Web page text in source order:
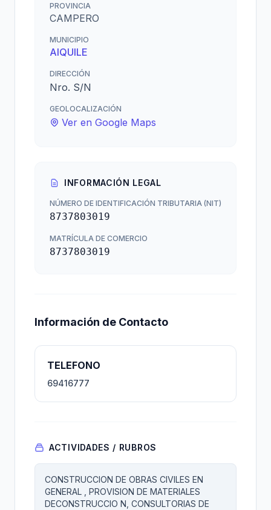
PROVINCIA
CAMPERO
MUNICIPIO
AIQUILE
DIRECCIÓN
Nro. S/N
GEOLOCALIZACIÓN
Ver en Google Maps
INFORMACIÓN LEGAL
NÚMERO DE IDENTIFICACIÓN TRIBUTARIA (NIT)
8737803019
MATRÍCULA DE COMERCIO
8737803019
Información de Contacto
TELEFONO
69416777
ACTIVIDADES / RUBROS
CONSTRUCCION DE OBRAS CIVILES EN
GENERAL , PROVISION DE MATERIALES
DECONSTRUCCIO N, CONSULTORIAS DE